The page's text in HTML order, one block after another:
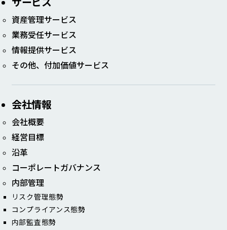
サービス
資産管理サービス
業務受任サービス
情報提供サービス
その他、付加価値サービス
会社情報
会社概要
経営目標
沿革
コーポレート​ガバナンス​
内部管理​
リスク管理態勢​
コンプライアンス態勢​
内部監査態勢​